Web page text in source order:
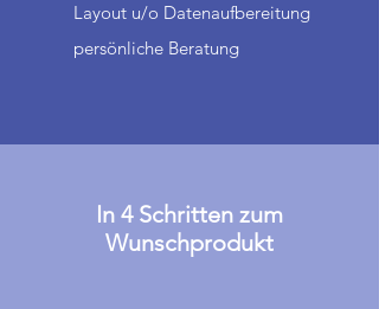
Layout u/o Datenaufbereitung
persönliche Beratung
In 4 Schritten zum
Wunschprodukt